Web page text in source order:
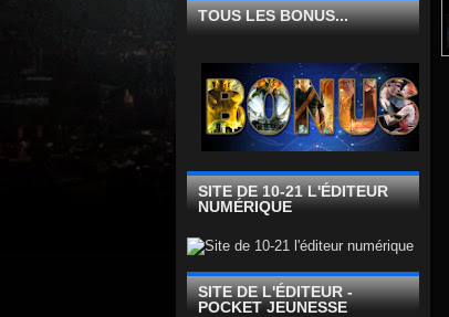
TOUS LES BONUS...
SITE DE 10-21 L'ÉDITEUR
NUMÉRIQUE
SITE DE L'ÉDITEUR -
POCKET JEUNESSE